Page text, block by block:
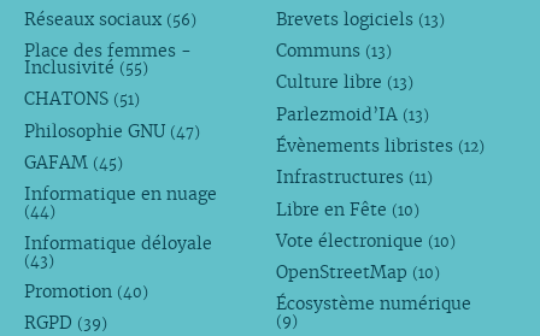
Réseaux sociaux (56)
Place des femmes -
Inclusivité (55)
CHATONS (51)
Philosophie GNU (47)
GAFAM (45)
Informatique en nuage
(44)
Informatique déloyale
(43)
Promotion (40)
RGPD (39)
Brevets logiciels (13)
Communs (13)
Culture libre (13)
Parlezmoid’IA (13)
Évènements libristes (12)
Infrastructures (11)
Libre en Fête (10)
Vote électronique (10)
OpenStreetMap (10)
Écosystème numérique
(9)